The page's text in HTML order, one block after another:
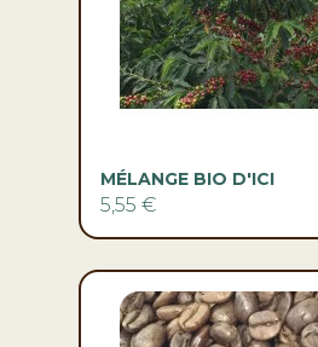
MÉLANGE BIO D'ICI
5,55 €